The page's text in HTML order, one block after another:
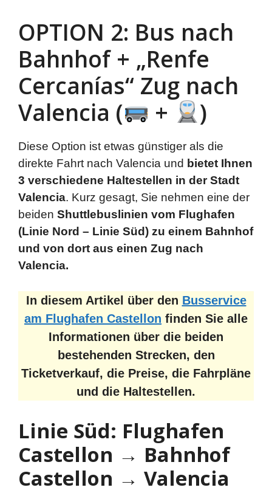
OPTION 2: Bus nach
Bahnhof + „Renfe
Cercanías“ Zug nach
Valencia (
+ )
Diese Option ist etwas günstiger als die
direkte Fahrt nach Valencia und bietet Ihnen
3 verschiedene Haltestellen in der Stadt
Valencia. Kurz gesagt, Sie nehmen eine der
beiden Shuttlebuslinien vom Flughafen
(Linie Nord – Linie Süd) zu einem Bahnhof
und von dort aus einen Zug nach
Valencia.
In diesem Artikel über den Busservice
am Flughafen Castellon finden Sie alle
Informationen über die beiden
bestehenden Strecken, den
Ticketverkauf, die Preise, die Fahrpläne
und die Haltestellen.
Linie Süd: Flughafen
Castellon → Bahnhof
Castellon → Valencia